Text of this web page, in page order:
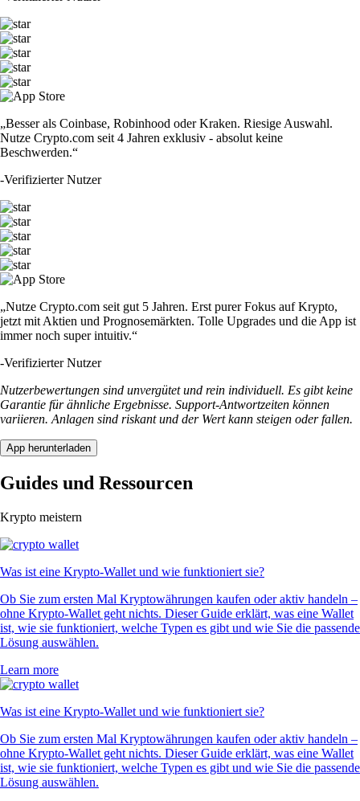
„Besser als Coinbase, Robinhood oder Kraken. Riesige Auswahl.
Nutze Crypto.com seit 4 Jahren exklusiv - absolut keine
Beschwerden.“
-Verifizierter Nutzer
„Nutze Crypto.com seit gut 5 Jahren. Erst purer Fokus auf Krypto,
jetzt mit Aktien und Prognosemärkten. Tolle Upgrades und die App ist
immer noch super intuitiv.“
-Verifizierter Nutzer
Nutzerbewertungen sind unvergütet und rein individuell. Es gibt keine
Garantie für ähnliche Ergebnisse. Support-Antwortzeiten können
variieren. Anlagen sind riskant und der Wert kann steigen oder fallen.
App herunterladen
Guides und Ressourcen
Krypto meistern
Was ist eine Krypto-Wallet und wie funktioniert sie?
Ob Sie zum ersten Mal Kryptowährungen kaufen oder aktiv handeln –
ohne Krypto-Wallet geht nichts. Dieser Guide erklärt, was eine Wallet
ist, wie sie funktioniert, welche Typen es gibt und wie Sie die passende
Lösung auswählen.
Learn more
Was ist eine Krypto-Wallet und wie funktioniert sie?
Ob Sie zum ersten Mal Kryptowährungen kaufen oder aktiv handeln –
ohne Krypto-Wallet geht nichts. Dieser Guide erklärt, was eine Wallet
ist, wie sie funktioniert, welche Typen es gibt und wie Sie die passende
Lösung auswählen.